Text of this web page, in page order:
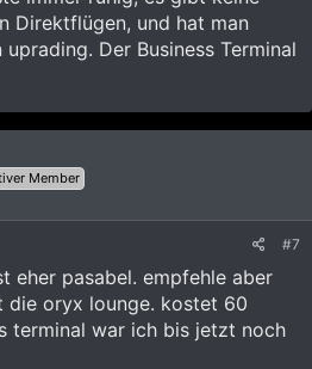
Direktflügen, und hat man
Der Business Terminal
Member
#7
eher pasabel. empfehle aber
die oryx lounge. kostet 60
terminal war ich bis jetzt noch